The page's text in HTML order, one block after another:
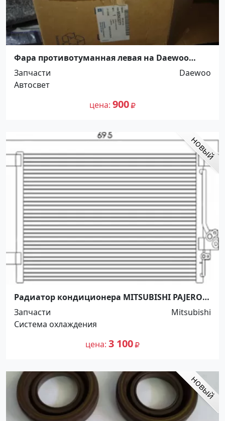
Фара противотуманная левая на Daewoo
Matiz/Дэу Матиз Краснодар
Запчасти
Daewoo
Автосвет
цена 900
Радиатор кондиционера MITSUBISHI PAJERO
SPORT 1996-2002 Краснодар
Запчасти
Mitsubishi
Система охлаждения
цена 3 100